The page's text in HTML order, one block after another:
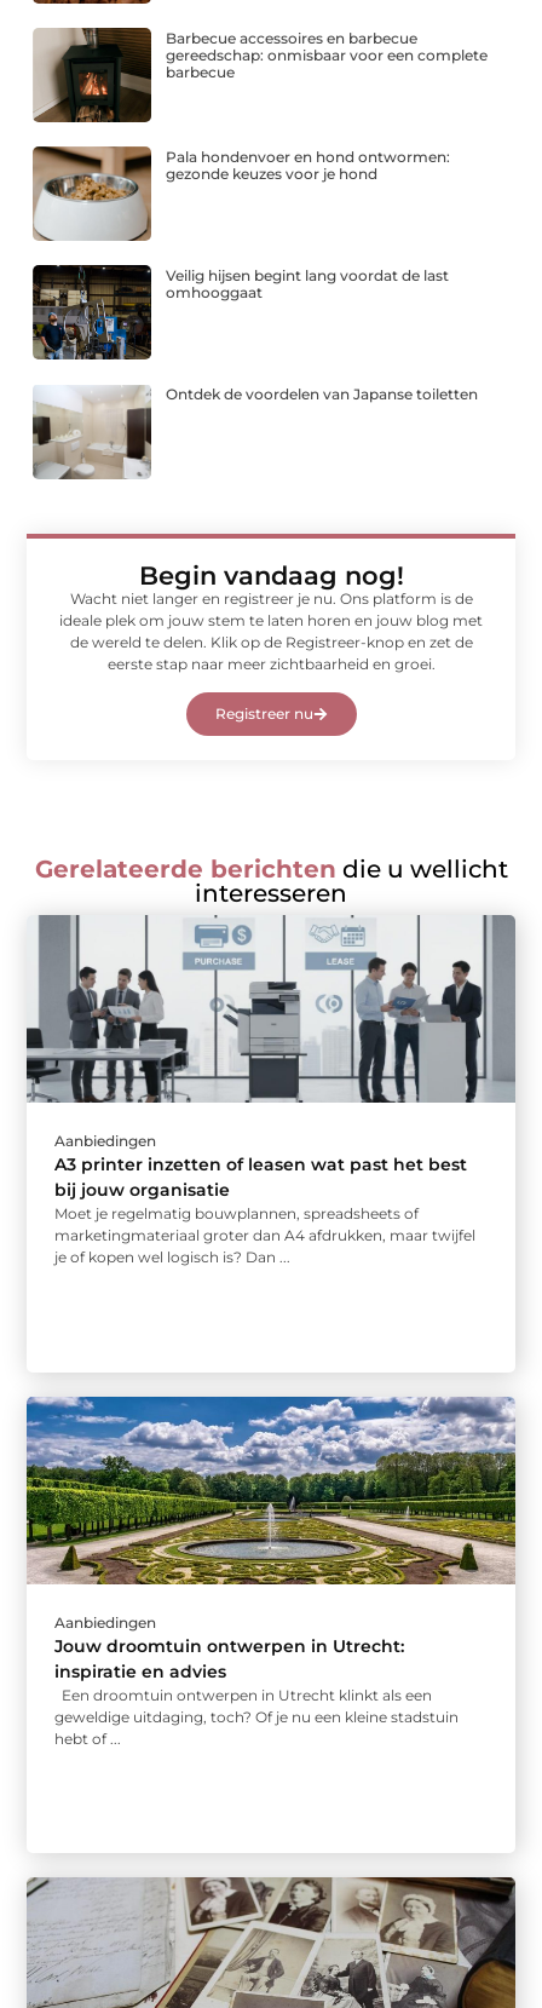
Barbecue accessoires en barbecue
gereedschap: onmisbaar voor een complete
barbecue
Pala hondenvoer en hond ontwormen:
gezonde keuzes voor je hond
Veilig hijsen begint lang voordat de last
omhooggaat
Ontdek de voordelen van Japanse toiletten
Begin vandaag nog!
Wacht niet langer en registreer je nu. Ons platform is de
ideale plek om jouw stem te laten horen en jouw blog met
de wereld te delen. Klik op de Registreer-knop en zet de
eerste stap naar meer zichtbaarheid en groei.
Registreer nu
Gerelateerde berichten die u wellicht
interesseren
Aanbiedingen
A3 printer inzetten of leasen wat past het best
bij jouw organisatie
Moet je regelmatig bouwplannen, spreadsheets of
marketingmateriaal groter dan A4 afdrukken, maar twijfel
je of kopen wel logisch is? Dan ...
Aanbiedingen
Jouw droomtuin ontwerpen in Utrecht:
inspiratie en advies
Een droomtuin ontwerpen in Utrecht klinkt als een
geweldige uitdaging, toch? Of je nu een kleine stadstuin
hebt of ...